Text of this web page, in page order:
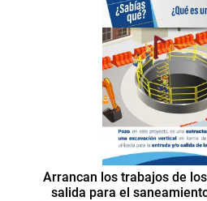
Arrancan los trabajos de
salida para el